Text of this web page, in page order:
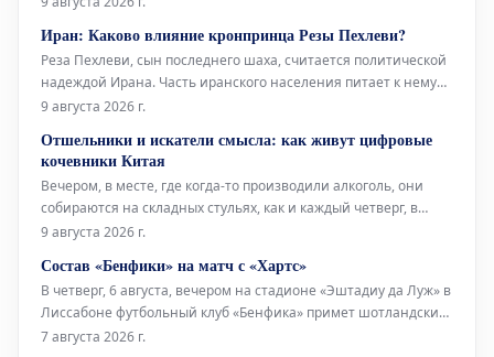
«красных». Аргентинская спортсменка выступает на позиции
либе
Иран: Каково влияние кронпринца Резы Пехлеви?
Реза Пехлеви, сын последнего шаха, считается политической
надеждой Ирана. Часть иранского населения питает к нему
симпатию, веря, что именно он должен возглавить страну.
интересы оппозиции и постоянно выражая свою
заинтересованнос
9 августа 2026 г.
Отшельники и искатели смысла: как живут цифровые
кочевники Китая
Вечером, в месте, где когда-то производили алкоголь, они
собираются на складных стульях, как и каждый четверг, в
своей общине для жизни и работы в Исяне, у подножия
государственного предприятия, так как ему больше не
позволяли самостоятельно
9 августа 2026 г.
Состав «Бенфики» на матч с «Хартс»
В четверг, 6 августа, вечером на стадионе «Эштадиу да Луж» в
Лиссабоне футбольный клуб «Бенфика» примет шотландский
«Хартс» в рамках первого матча третьего квалификационного
7 августа 2026 г.